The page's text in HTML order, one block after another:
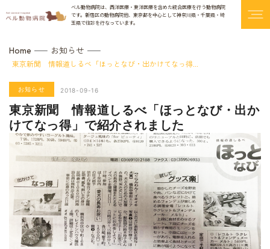
ベル動物病院は、西洋医療・東洋医療を含めた統合医療を行う動物病院
です。 新宿区の動物病院他、東京都を中心として神奈川県・千葉県・埼
玉県で往診を行なっています。
Home お知らせ
東京新聞 情報道しるべ「ほっとなび・出かけてなっ得...
お知らせ 2018-09-16
東京新聞 情報道しるべ「ほっとなび・出か
けてなっ得」で紹介されました